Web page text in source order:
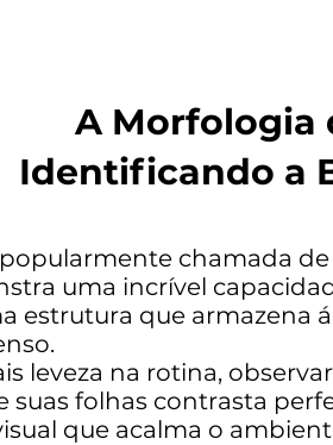
A Morfologia
Identificando a
chamada
uma incrível
estrutura que armazena
leveza na rotina,
suas folhas contrasta
que acalma o